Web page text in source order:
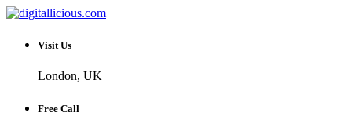
Skip
content
digitallicious.com
Sharing Digital Information
Visit Us
London, UK
Free Call